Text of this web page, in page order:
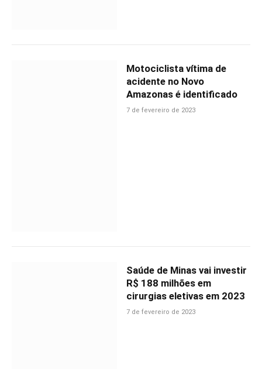
Motociclista vítima de
acidente no Novo
Amazonas é identificado
7 de fevereiro de 2023
Saúde de Minas vai investir
R$ 188 milhões em
cirurgias eletivas em 2023
7 de fevereiro de 2023